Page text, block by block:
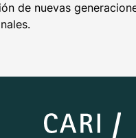
de nuevas